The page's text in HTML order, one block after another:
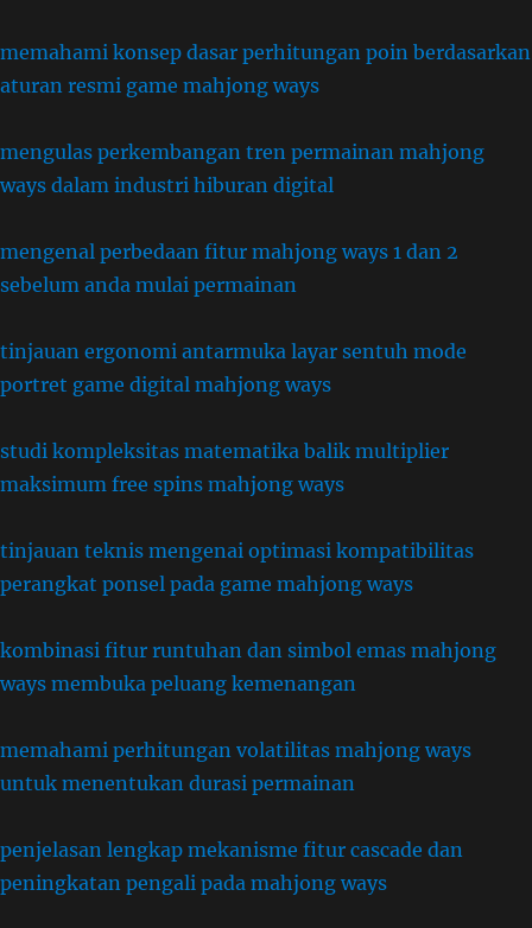
memahami konsep dasar perhitungan poin berdasarkan
aturan resmi game mahjong ways
mengulas perkembangan tren permainan mahjong
ways dalam industri hiburan digital
mengenal perbedaan fitur mahjong ways 1 dan 2
sebelum anda mulai permainan
tinjauan ergonomi antarmuka layar sentuh mode
portret game digital mahjong ways
studi kompleksitas matematika balik multiplier
maksimum free spins mahjong ways
tinjauan teknis mengenai optimasi kompatibilitas
perangkat ponsel pada game mahjong ways
kombinasi fitur runtuhan dan simbol emas mahjong
ways membuka peluang kemenangan
memahami perhitungan volatilitas mahjong ways
untuk menentukan durasi permainan
penjelasan lengkap mekanisme fitur cascade dan
peningkatan pengali pada mahjong ways